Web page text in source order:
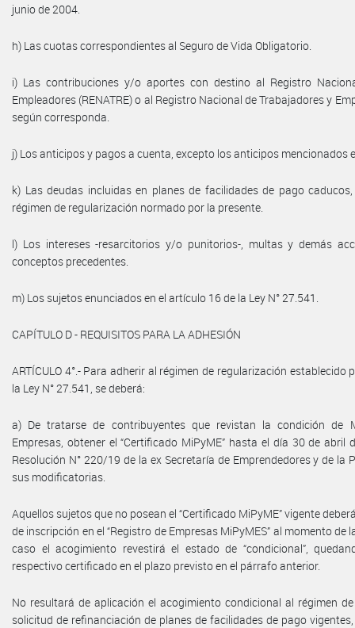
junio de 2004.
h) Las cuotas correspondientes al Seguro de Vida Obligatorio.
i) Las contribuciones y/o aportes con destino al Registro
Empleadores (RENATRE) o al Registro Nacional de Trabajadores y
según corresponda.
j) Los anticipos y pagos a cuenta, excepto los anticipos mencionados
k) Las deudas incluidas en planes de facilidades de pago
régimen de regularización normado por la presente.
l) Los intereses -resarcitorios y/o punitorios-, multas y demás
conceptos precedentes.
m) Los sujetos enunciados en el artículo 16 de la Ley N° 27.541.
CAPÍTULO D - REQUISITOS PARA LA ADHESIÓN
ARTÍCULO 4°.- Para adherir al régimen de regularización establecido
la Ley N° 27.541, se deberá:
a) De tratarse de contribuyentes que revistan la condición de
Empresas, obtener el “Certificado MiPyME” hasta el día 30 de
Resolución N° 220/19 de la ex Secretaría de Emprendedores y de la
sus modificatorias.
Aquellos sujetos que no posean el “Certificado MiPyME” vigente
de inscripción en el “Registro de Empresas MiPyMES” al momento de
caso el acogimiento revestirá el estado de “condicional”,
respectivo certificado en el plazo previsto en el párrafo anterior.
No resultará de aplicación el acogimiento condicional al régimen
solicitud de refinanciación de planes de facilidades de pago